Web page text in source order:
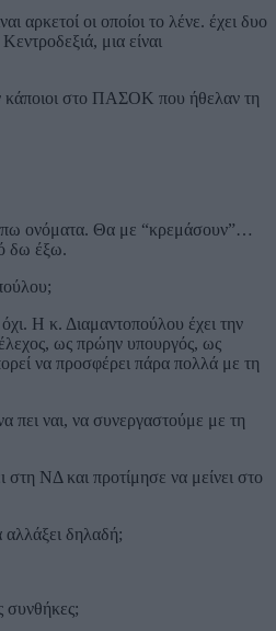
αρκετοί οι οποίοι το λένε. έχει δυο
μια είναι
κάποιοι στο ΠΑΣΟΚ που ήθελαν τη
ονόματα. Θα με “κρεμάσουν”…
δω έξω.
Η κ. Διαμαντοπούλου έχει την
ως πρώην υπουργός, ως
να προσφέρει πάρα πολλά με τη
πει ναι, να συνεργαστούμε με τη
ΝΔ και προτίμησε να μείνει στο
δηλαδή;
συνθήκες;